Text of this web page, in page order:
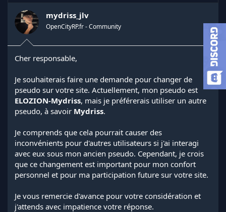
a
t
e
u
d
l
d
i
s
u
s
i
o
n
e
d
é
t
mydriss_jlv
OpenCityRP.fr - Community
Cher responsable,
Je souhaiterais faire une demande pour changer de
pseudo sur votre site. Actuellement, mon pseudo est
ELOZION-Mydriss, mais je préférerais utiliser un autre
pseudo, à savoir Mydriss.
Je comprends que cela pourrait causer des
inconvénients pour d'autres utilisateurs si j'ai interagi
avec eux sous mon ancien pseudo. Cependant, je crois
que ce changement est important pour mon confort
personnel et pour ma participation future sur votre site.
Je vous remercie d'avance pour votre considération et
j'attends avec impatience votre réponse.